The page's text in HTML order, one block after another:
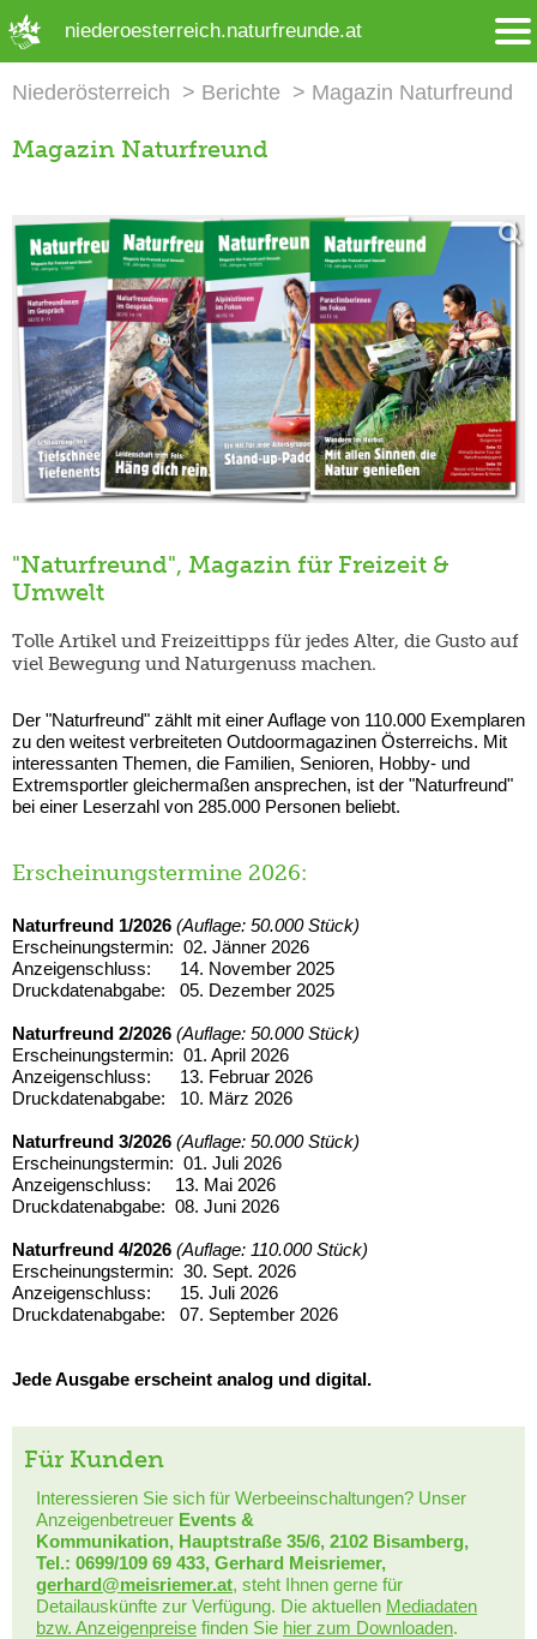
niederoesterreich.naturfreunde.at
Niederösterreich Berichte Magazin Naturfreund
Magazin Naturfreund
"Naturfreund", Magazin für Freizeit &
Umwelt
Tolle Artikel und Freizeittipps für jedes Alter, die Gusto auf
viel Bewegung und Naturgenuss machen.
Der "Naturfreund" zählt mit einer Auflage von 110.000 Exemplaren
zu den weitest verbreiteten Outdoormagazinen Österreichs. Mit
interessanten Themen, die Familien, Senioren, Hobby- und
Extremsportler gleichermaßen ansprechen, ist der "Naturfreund"
bei einer Leserzahl von 285.000 Personen beliebt.
Erscheinungstermine 2026:
Naturfreund 1/2026 (Auflage: 50.000 Stück)
Erscheinungstermin: 02. Jänner 2026
Anzeigenschluss: 14. November 2025
Druckdatenabgabe: 05. Dezember 2025
Naturfreund 2/2026 (Auflage: 50.000 Stück)
Erscheinungstermin: 01. April 2026
Anzeigenschluss: 13. Februar 2026
Druckdatenabgabe: 10. März 2026
Naturfreund 3/2026 (Auflage: 50.000 Stück)
Erscheinungstermin: 01. Juli 2026
Anzeigenschluss: 13. Mai 2026
Druckdatenabgabe: 08. Juni 2026
Naturfreund 4/2026 (Auflage: 110.000 Stück)
Erscheinungstermin: 30. Sept. 2026
Anzeigenschluss: 15. Juli 2026
Druckdatenabgabe: 07. September 2026
Jede Ausgabe erscheint analog und digital.
Für Kunden
Interessieren Sie sich für Werbeeinschaltungen? Unser
Anzeigenbetreuer Events &
Kommunikation, Hauptstraße 35/6, 2102 Bisamberg,
Tel.: 0699/109 69 433, Gerhard Meisriemer,
gerhard@meisriemer.at, steht Ihnen gerne für
Detailauskünfte zur Verfügung. Die aktuellen Mediadaten
bzw. Anzeigenpreise finden Sie hier zum Downloaden.